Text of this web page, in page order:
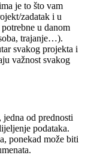
je to što vam
zadatak i u
u danom
trajanje…).
svakog projekta i
važnost svakog
od prednosti
podataka.
ponekad može biti